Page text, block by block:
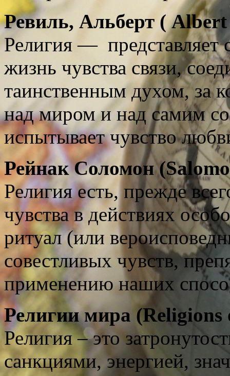
Ревиль, Альберт ( Albert
Религия — представляет
жизнь чувства связи,
таинственным духом, за
над миром и над самим
испытывает чувство
Рейнак Соломон (
Религия есть, прежде
чувства в действиях
ритуал (или
совестливых чувств,
применению наших
Религии мира (Religions
Религия – это
санкциями, энергией,